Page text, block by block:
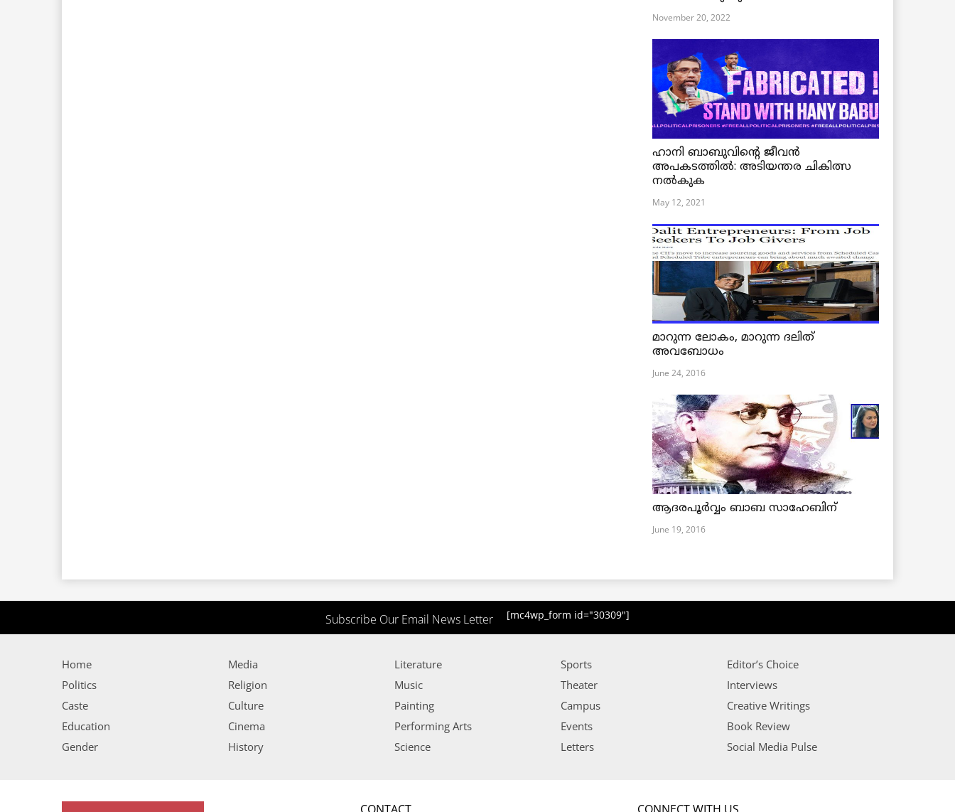
November 20, 2022
ഹാനി ബാബുവിന്റെ ജീവൻ
അപകടത്തിൽ: അടിയന്തര ചികിത്സ
നൽകുക
May 12, 2021
മാറുന്ന ലോകം, മാറുന്ന ദലിത്
അവബോധം
June 24, 2016
ആദരപൂര്‍വ്വം ബാബ സാഹേബിന്
June 19, 2016
Subscribe Our Email News Letter [mc4wp_form id="30309"]
Home
Politics
Caste
Education
Gender
Media
Religion
Culture
Cinema
History
Literature
Music
Painting
Performing Arts
Science
Sports
Theater
Campus
Events
Letters
Editor’s Choice
Interviews
Creative Writings
Book Review
Social Media Pulse